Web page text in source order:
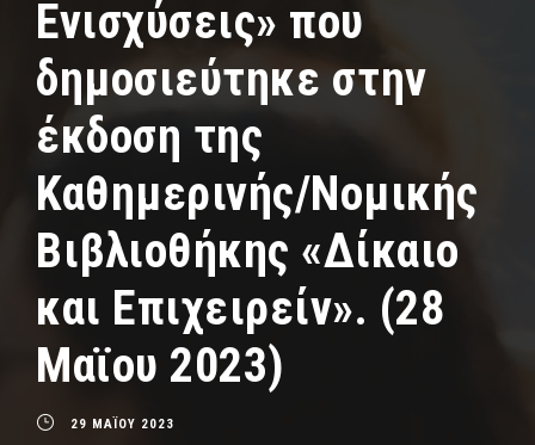
Ενισχύσεις» που
δημοσιεύτηκε στην
έκδοση της
Καθημερινής/Νομικής
Βιβλιοθήκης «Δίκαιο
και Επιχειρείν». (28
Μαϊου 2023)
29 ΜΑΪΟΥ 2023